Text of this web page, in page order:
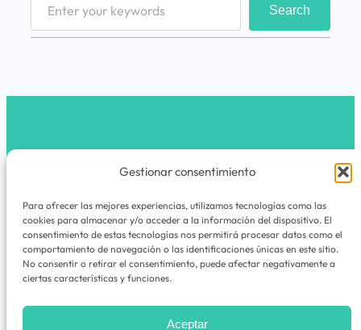
Gestionar consentimiento
Para ofrecer las mejores experiencias, utilizamos tecnologías como las
cookies para almacenar y/o acceder a la información del dispositivo. El
consentimiento de estas tecnologías nos permitirá procesar datos como el
comportamiento de navegación o las identificaciones únicas en este sitio.
No consentir o retirar el consentimiento, puede afectar negativamente a
ciertas características y funciones.
Aceptar
Search
latribunomada.com
Instagram
La Tribu Nómada es un espacio de viajes,
experiencias, rutas, guías y cuadernos de
aventuras para quienes nunca dejan de